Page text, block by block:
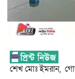
শেখ মোঃ ইমরান,